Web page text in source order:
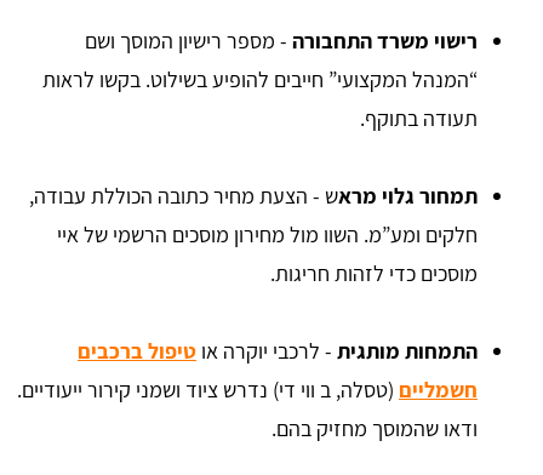
רישוי משרד התחבורה - מספר רישיון המוסך ושם
“המנהל המקצועי” חייבים להופיע בשילוט. בקשו לראות
תעודה בתוקף.
תמחור גלוי מראש - הצעת מחיר כתובה הכוללת עבודה,
חלקים ומע”מ. השוו מול מחירון מוסכים הרשמי של איי
מוסכים כדי לזהות חריגות.
התמחות מותגית - לרכבי יוקרה או טיפול ברכבים
חשמליים (טסלה, ב ווי די) נדרש ציוד ושמני קירור ייעודיים.
ודאו שהמוסך מחזיק בהם.